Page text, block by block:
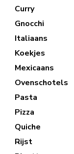
Curry
Gnocchi
Italiaans
Koekjes
Mexicaans
Ovenschotels
Pasta
Pizza
Quiche
Rijst